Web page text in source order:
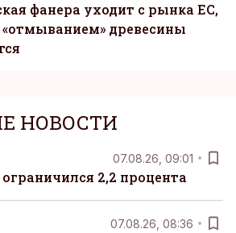
фанера уходит с рынка ЕС,
«отмыванием» древесины
НОВОСТИ
07.08.26, 09:01
2,2 процента
07.08.26, 08:36